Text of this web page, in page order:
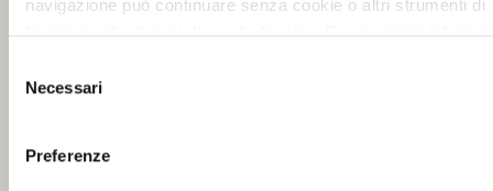
navigazione può continuare senza cookie o altri strumenti di
delNecessari
Preferenze